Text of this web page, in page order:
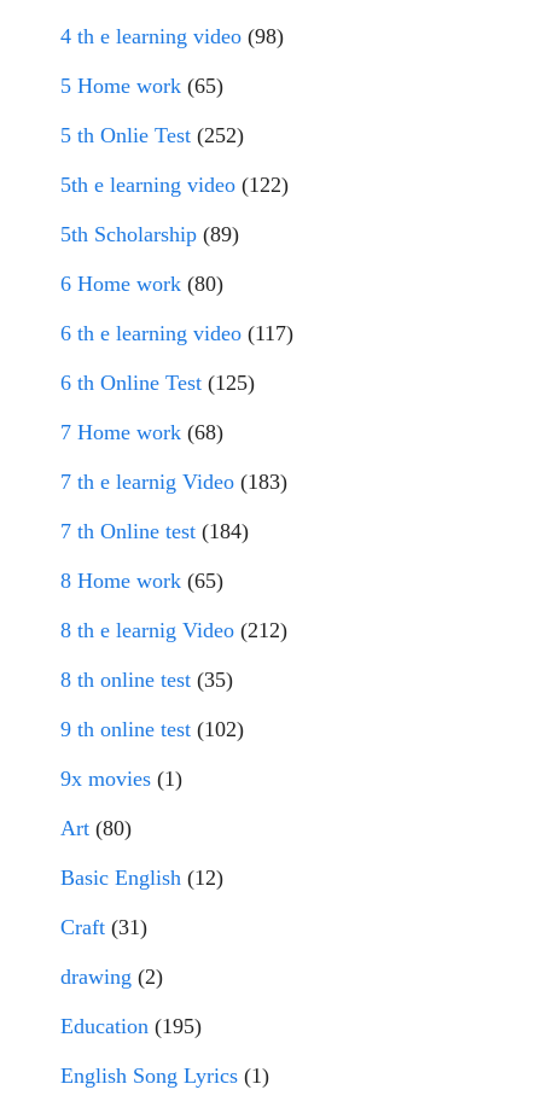
4 th e learning video (98)
5 Home work (65)
5 th Onlie Test (252)
5th e learning video (122)
5th Scholarship (89)
6 Home work (80)
6 th e learning video (117)
6 th Online Test (125)
7 Home work (68)
7 th e learnig Video (183)
7 th Online test (184)
8 Home work (65)
8 th e learnig Video (212)
8 th online test (35)
9 th online test (102)
9x movies (1)
Art (80)
Basic English (12)
Craft (31)
drawing (2)
Education (195)
English Song Lyrics (1)